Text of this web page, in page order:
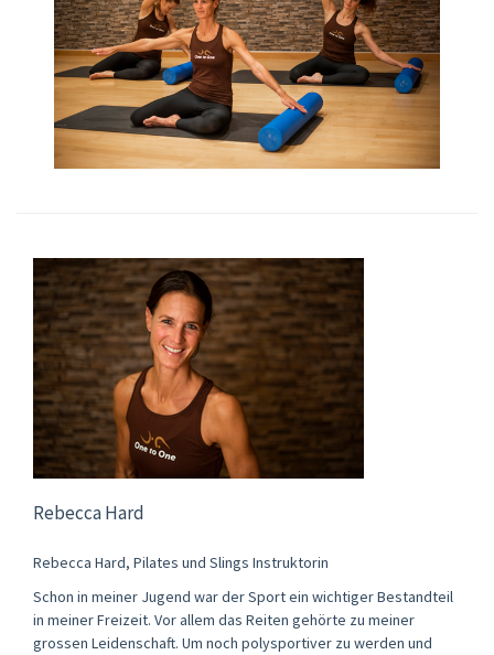
Rebecca Hard
Rebecca Hard, Pilates und Slings Instruktorin
Schon in meiner Jugend war der Sport ein wichtiger Bestandteil
in meiner Freizeit. Vor allem das Reiten gehörte zu meiner
grossen Leidenschaft. Um noch polysportiver zu werden und